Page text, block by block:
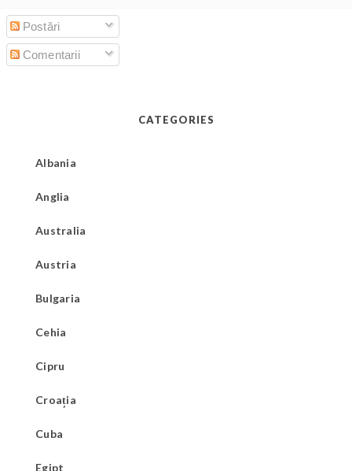
Postări
Comentarii
CATEGORIES
Albania
Anglia
Australia
Austria
Bulgaria
Cehia
Cipru
Croația
Cuba
Egipt